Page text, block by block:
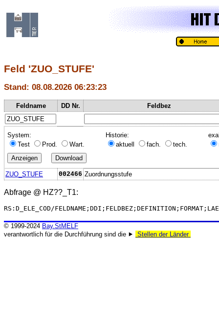
Feld 'ZUO_STUFE'
Stand: 08.08.2026 06:23:23
Feldname DD Nr. Feldbez
System:
Test
Prod. Wart.
Historie:
aktuell
fach. tech.
ZUO_STUFE 002466 Zuordnungsstufe
Abfrage @ HZ??_T1:
RS:D_ELE_COD/
© 1999-2024 Bay.StMELF
verantwortlich für die Durchführung sind die ⯈
Stellen der Länder